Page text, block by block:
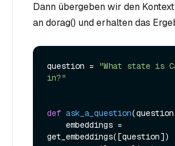
Dann übergeben wir den
an dorag() und erhalten das
question =
"What state is
in?"
def ask_a_question(question
get_embeddings([question])